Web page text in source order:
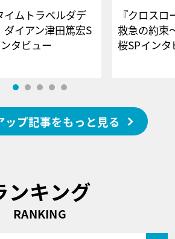
イムトラベルダデ
ダイアン津田篤宏S
ンタビュー
『クロス
救急の約束
桜SPイ
ップ記事をもっと見る
ンキング
RANKING